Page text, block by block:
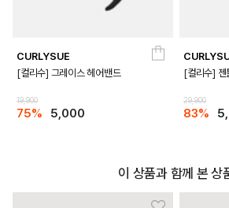
CURLYSUE
[컬리수] 그레이스 헤어밴드
19,900
75% 5,000
[컬리수] 젠
29,900
83%
이 상품과 함께 본 상